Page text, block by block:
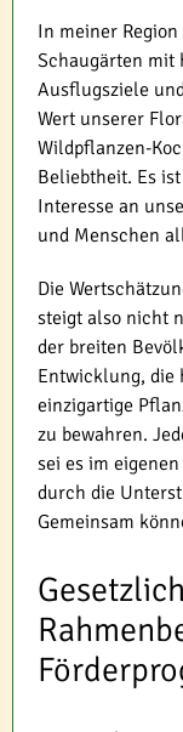
In meiner
Schaugärten mit
Ausflugsziele
Wert unserer
Wildpflanzen-
Beliebtheit. Es
Interesse an
und Menschen
Die
steigt also nicht
der breiten
Entwicklung, die
einzigartige
zu bewahren.
sei es im
durch die
Gemeinsam